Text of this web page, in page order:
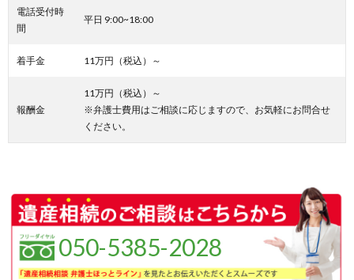
電話受付時
間
平日 9:00~18:00
着手金 11万円（税込）～
報酬金
11万円（税込）～
※弁護士費用はご相談に応じますので、お気軽にお問合せ
ください。
050-5385-2028